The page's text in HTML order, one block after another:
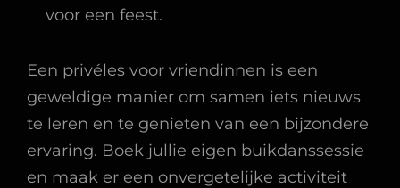
voor een feest.
Een privéles voor vriendinnen is een
geweldige manier om samen iets nieuws
te leren en te genieten van een bijzondere
ervaring. Boek jullie eigen buikdanssessie
en maak er een onvergetelijke activiteit